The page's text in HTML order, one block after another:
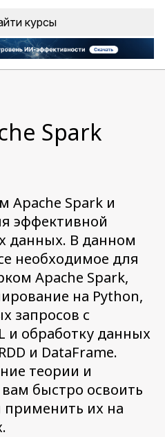
Spark
Apache Spark и
эффективной
данных. В данном
необходимое для
Apache Spark,
на Python,
запросов с
и обработку данных
и DataFrame.
теории и
быстро освоить
применить их на